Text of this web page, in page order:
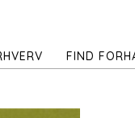
FIND